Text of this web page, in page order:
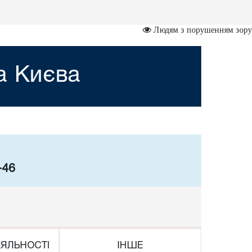
Людям з порушенням зору
Києва
46
ІНШЕ